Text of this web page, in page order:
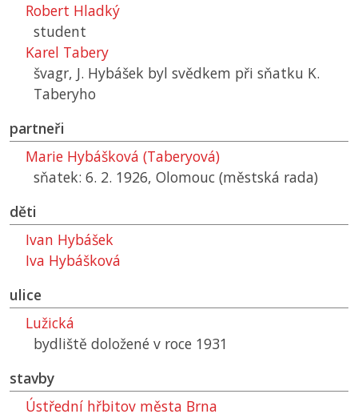
Robert Hladký
student
Karel Tabery
švagr, J. Hybášek byl svědkem při sňatku K.
Taberyho
partneři
Marie Hybášková (Taberyová)
sňatek: 6. 2. 1926, Olomouc (městská rada)
děti
Ivan Hybášek
Iva Hybášková
ulice
Lužická
bydliště doložené v roce 1931
stavby
Ústřední hřbitov města Brna